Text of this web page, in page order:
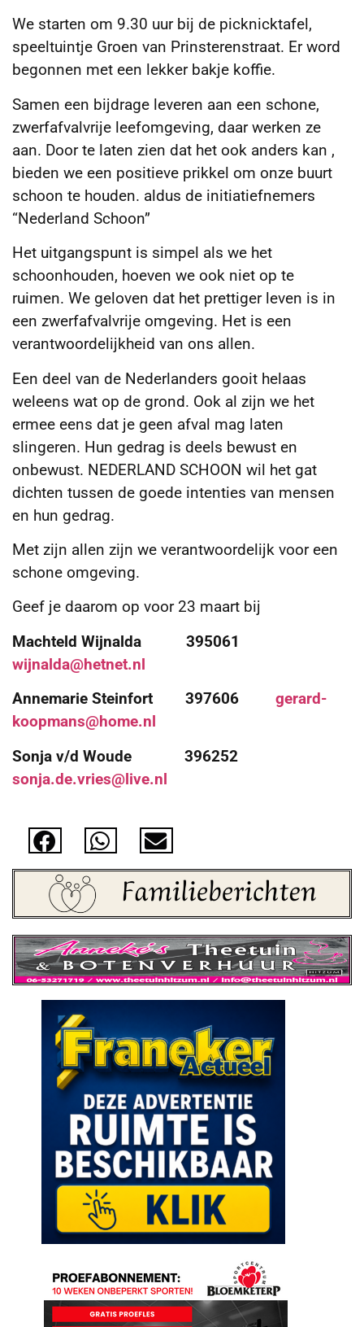
We starten om 9.30 uur bij de picknicktafel,
speeltuintje Groen van Prinsterenstraat. Er word
begonnen met een lekker bakje koffie.
Samen een bijdrage leveren aan een schone,
zwerfafvalvrije leefomgeving, daar werken ze
aan. Door te laten zien dat het ook anders kan ,
bieden we een positieve prikkel om onze buurt
schoon te houden. aldus de initiatiefnemers
“Nederland Schoon”
Het uitgangspunt is simpel als we het
schoonhouden, hoeven we ook niet op te
ruimen. We geloven dat het prettiger leven is in
een zwerfafvalvrije omgeving. Het is een
verantwoordelijkheid van ons allen.
Een deel van de Nederlanders gooit helaas
weleens wat op de grond. Ook al zijn we het
ermee eens dat je geen afval mag laten
slingeren. Hun gedrag is deels bewust en
onbewust. NEDERLAND SCHOON wil het gat
dichten tussen de goede intenties van mensen
en hun gedrag.
Met zijn allen zijn we verantwoordelijk voor een
schone omgeving.
Geef je daarom op voor 23 maart bij
Machteld Wijnalda 395061
wijnalda@hetnet.nl
Annemarie Steinfort 397606 gerard-
koopmans@home.nl
Sonja v/d Woude 396252
sonja.de.vries@live.nl